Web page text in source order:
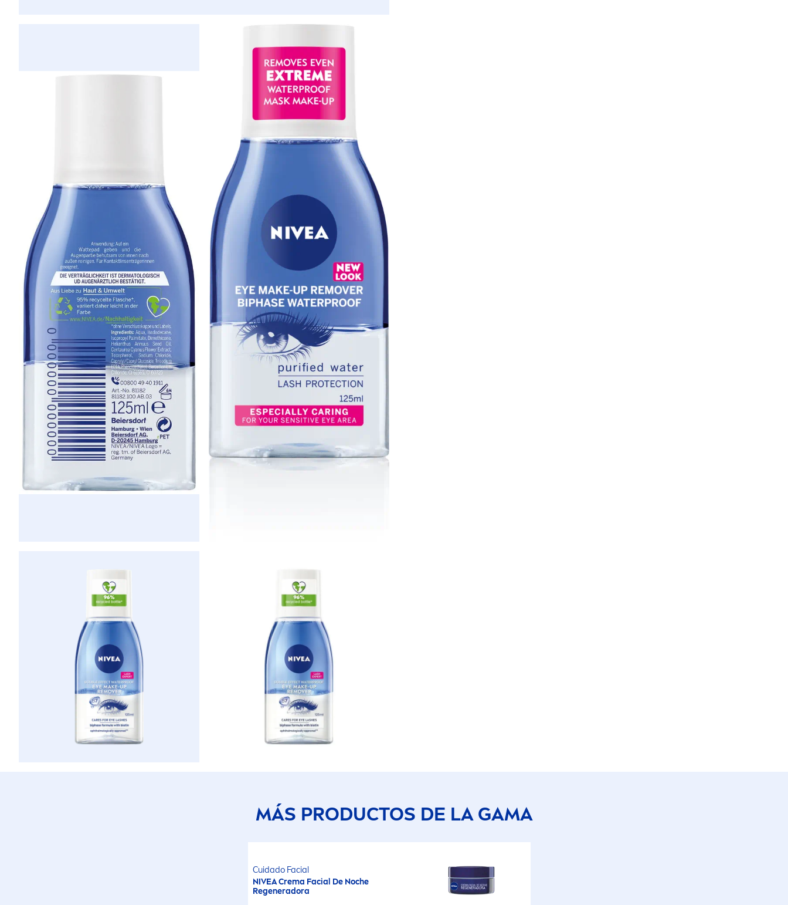
MÁS PRODUCTOS DE LA GAMA
Cuidado Facial
NIVEACrema Facial De Noche
Regeneradora